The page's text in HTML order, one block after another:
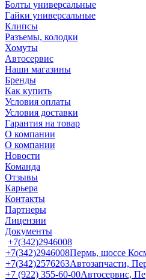
Болты универсальные
Гайки универсальные
Клипсы
Разъемы, колодки
Хомуты
Автосервис
Наши магазины
Бренды
Как купить
Условия оплаты
Условия доставки
Гарантия на товар
О компании
О компании
Новости
Команда
Отзывы
Карьера
Контакты
Партнеры
Лицензии
Документы
+7(342)2946008
+7(342)2946008Пермь, шоссе
+7(342)2576263Автозапчасти,
+7 (922) 355-60-00Автосервис,